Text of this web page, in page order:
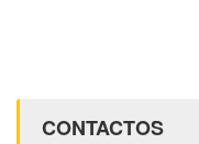
CONTACTOS